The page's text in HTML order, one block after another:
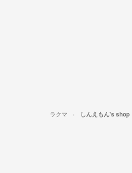
ラクマ しんえもん's shop